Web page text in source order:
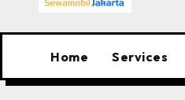
Home Services